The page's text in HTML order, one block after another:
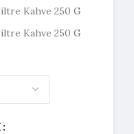
Kahve 250 G
Kahve 250 G